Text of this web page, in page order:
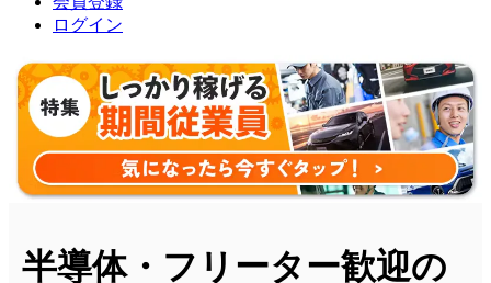
ログイン
半導体・フリーター歓迎の